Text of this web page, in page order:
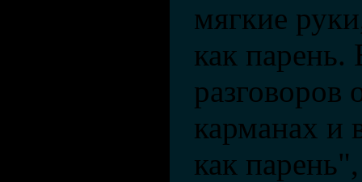
мягкие
как парень.
разговоров
карманах и
как